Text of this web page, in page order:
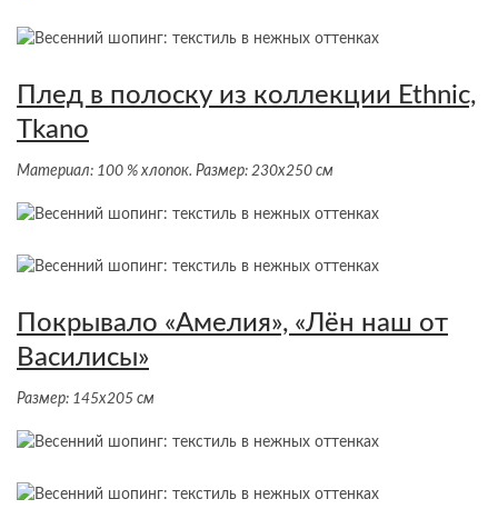
Плед в полоску из коллекции Ethnic,
Tkano
Материал: 100 % хлопок. Размер: 230х250 см
Покрывало «Амелия», «Лён наш от
Василисы»
Размер: 145х205 см